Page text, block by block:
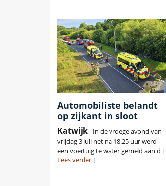
Automobiliste belandt
op zijkant in sloot
Katwijk- In de vroege avond van
vrijdag 3 juli net na 18.25 uur werd
een voertuig te water gemeld aan d [
Lees verder]